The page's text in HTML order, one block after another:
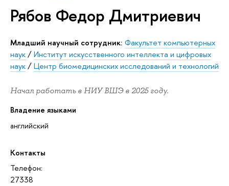
Рябов Федор Дмитриевич
Младший научный сотрудник: Факультет компьютерных
наук/Институт искусственного интеллекта и цифровых
наук/Центр биомедицинских исследований и технологий
Начал работать в НИУ ВШЭ в 2025 году.
Владение языками
английский
Контакты
Телефон:
27338